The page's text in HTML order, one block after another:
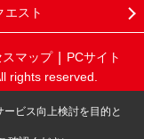
エスト
スマップ
PCサイト
rights reserved.
ビス向上検討を目的と